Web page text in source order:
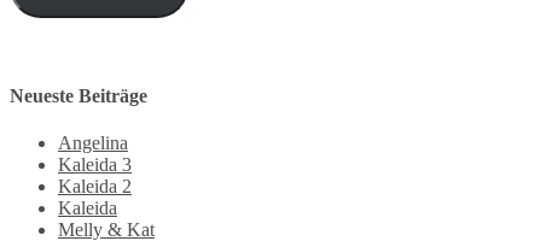
Neueste Beiträge
Angelina
Kaleida 3
Kaleida 2
Kaleida
Melly & Kat